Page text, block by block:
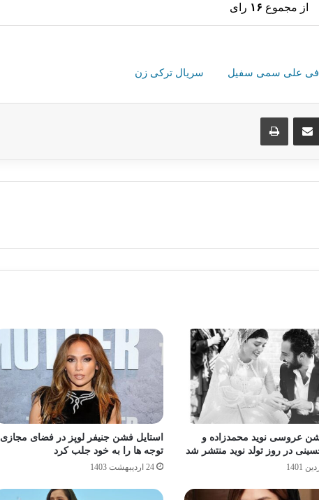
از مجموع ۱۶ رای
علی سمی سفیل سریال ترکی زن
اشتراک گذاری از طریق ایمیل چاپ
عروسی نوید محمدزاده و
در روز تولد نوید منتشر شد
استایل فشن جنیفر لوپز در فضای مجازی
توجه ها را به خود جلب کرد
24 اردیبهشت 1403